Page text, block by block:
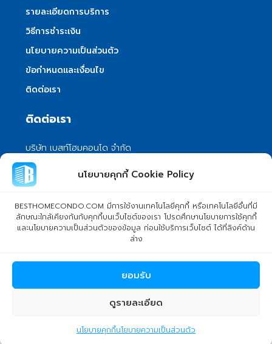
นโยบายคุกกี้ Cookie Policy
BESTHOMECONDO.COM มีการใช้งานเทคโนโลยีคุกกี้ หรือเทคโนโลยีอื่นที่มี
ลักษณะใกล้เคียงกันกับคุกกี้บนเว็บไซต์ของเรา โปรดศึกษานโยบายการใช้คุกกี้
และนโยบายความเป็นส่วนตัวของข้อมูล ก่อนใช้บริการเว็บไซต์ ได้ที่ลิงค์ด้าน
ล่าง
ยอมรับ
ดูรายละเอียด
นโยบายคุกกี้นโยบายความเป็นส่วนตัว
ddhomepost
รายละเอียดการบริการ
วิธีการชำระเงิน
นโยบายความเป็นส่วนตัว
ข้อกำหนดและเงื่อนไข
ติดต่อเรา
ติดต่อเรา
บริษัท เบสท์โฮมคอนโด จำกัด
101/399 หมู่ 7 แขวงลําผักชี เขตหนองจอก
กรุงเทพมหานคร 10530
info@besthomecondo.com
© Copyright 2024 BESTHOMECONDO CO., LTD. - All rights